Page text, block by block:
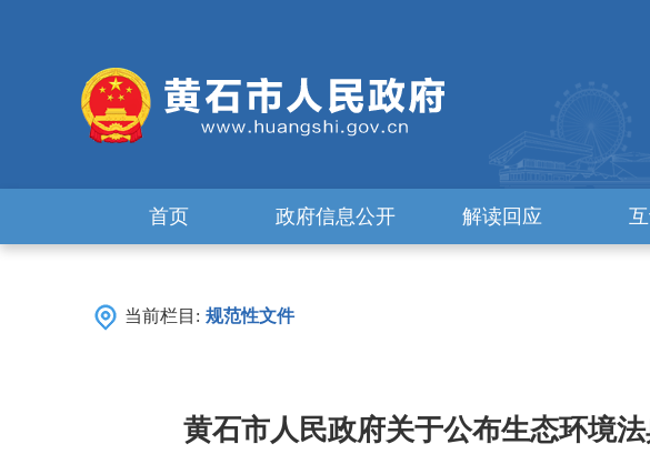
首页 政府信息公开 解读回应
当前栏目: 规范性文件
黄石市人民政府关于公布生态环境